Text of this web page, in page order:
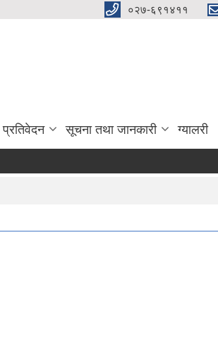
०२७-६९१४११
प्रतिवेदन सूचना तथा जानकारी ग्यालरी